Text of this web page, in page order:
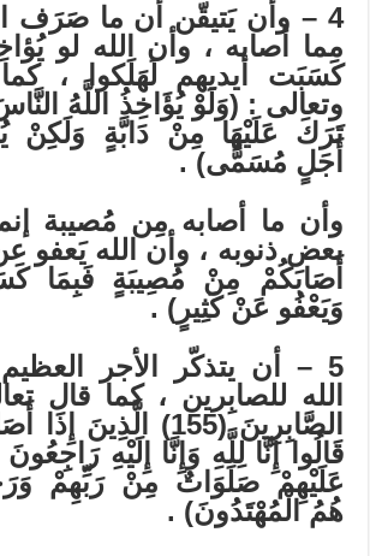
4 – وأن يَتيقّن أن ما صَرَف
مما أصابه ، وأن الله لو
كَسَبَت أيديهم لَهَلَكوا ،
وتعالى : (وَلَوْ يُؤَاخِذُ اللَّهُ
تَرَكَ عَلَيْهَا مِنْ دَابَّةٍ وَلَكِنْ
أَجَلٍ مُسَمًّى) .
وأن ما أصابه مِن مُصيبة
بعض ذنوبه ، وأن الله يَعفو
أَصَابَكُمْ مِنْ مُصِيبَةٍ فَبِمَا
وَيَعْفُو عَنْ كَثِيرٍ) .
5 – أن يتذكّر الأجر
الله للصابِرين ، كما قال
الصَّابِرِينَ (155)
عَلَيْهِمْ صَلَوَاتٌ مِنْ رَبِّهِمْ
هُمُ الْمُهْتَدُونَ) .